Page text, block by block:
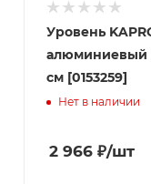
Уровень
алюминиевый
см [0153259]
Нет в наличии
2 966₽/шт